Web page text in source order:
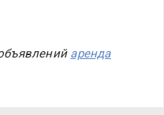
аренда